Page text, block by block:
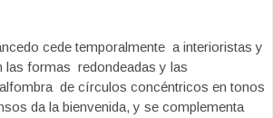
cede temporalmente a interioristas y
las formas redondeadas y las
de círculos concéntricos en tonos
da la bienvenida, y se complementa